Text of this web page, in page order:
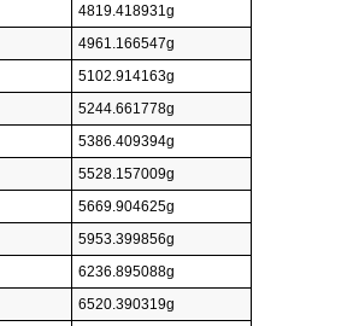
4819.418931g
4961.166547g
5102.914163g
5244.661778g
5386.409394g
5528.157009g
5669.904625g
5953.399856g
6236.895088g
6520.390319g